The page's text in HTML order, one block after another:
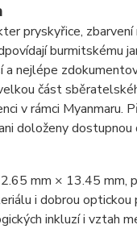
pryskyřice,
burmitskému
a nejlépe
část
v rámci Myanmaru.
doloženy
mm × 13.45 mm,
i dobrou
inkluzí i vztah